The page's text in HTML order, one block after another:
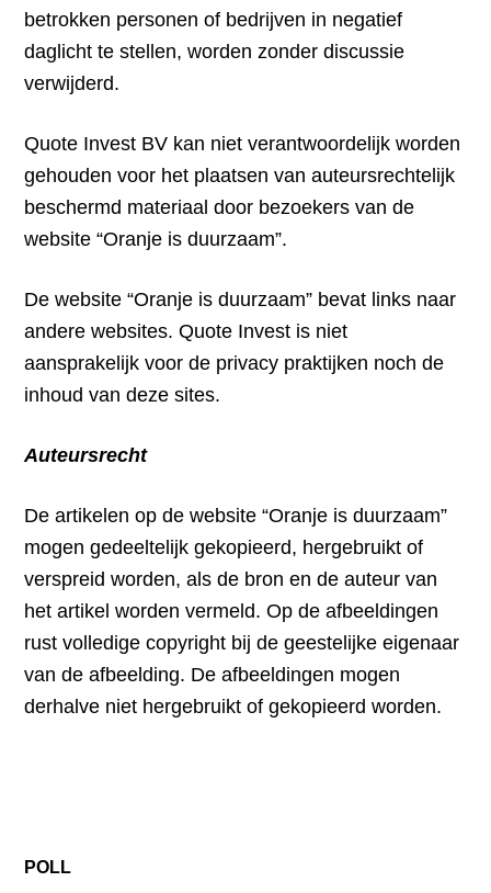
betrokken personen of bedrijven in negatief
daglicht te stellen, worden zonder discussie
verwijderd.
Quote Invest BV kan niet verantwoordelijk worden
gehouden voor het plaatsen van auteursrechtelijk
beschermd materiaal door bezoekers van de
website “Oranje is duurzaam”.
De website “Oranje is duurzaam” bevat links naar
andere websites. Quote Invest is niet
aansprakelijk voor de privacy praktijken noch de
inhoud van deze sites.
Auteursrecht
De artikelen op de website “Oranje is duurzaam”
mogen gedeeltelijk gekopieerd, hergebruikt of
verspreid worden, als de bron en de auteur van
het artikel worden vermeld. Op de afbeeldingen
rust volledige copyright bij de geestelijke eigenaar
van de afbeelding. De afbeeldingen mogen
derhalve niet hergebruikt of gekopieerd worden.
POLL